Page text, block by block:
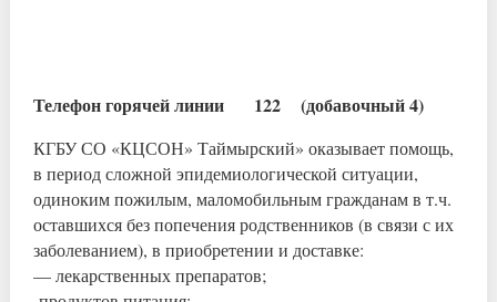
Телефон горячей линии 122 (добавочный 4)
КГБУ СО «КЦСОН» Таймырский» оказывает помощь,
в период сложной эпидемиологической ситуации,
одиноким пожилым, маломобильным гражданам в т.ч.
оставшихся без попечения родственников (в связи с их
заболеванием), в приобретении и доставке:
— лекарственных препаратов;